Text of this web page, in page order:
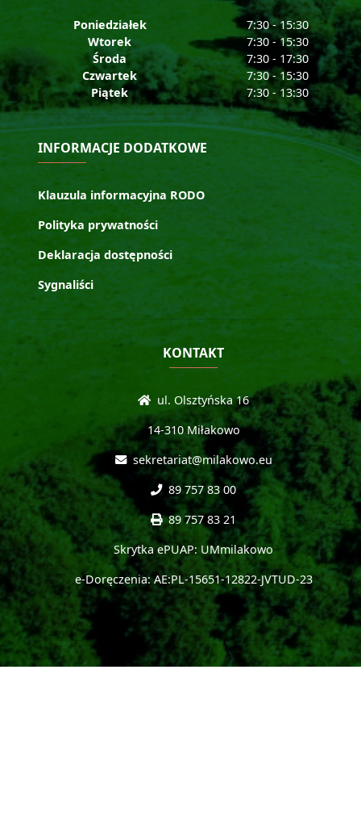
Poniedziałek
7:30 - 15:30
Wtorek
7:30 - 15:30
Środa
7:30 - 17:30
Czwartek
7:30 - 15:30
Piątek
7:30 - 13:30
INFORMACJE DODATKOWE
Klauzula informacyjna RODO
Polityka prywatności
Deklaracja dostępności
Sygnaliści
KONTAKT
ul. Olsztyńska 16
14-310 Miłakowo
sekretariat@milakowo.eu
89 757 83 00
89 757 83 21
Skrytka ePUAP: UMmilakowo
e-Doręczenia: AE:PL-15651-12822-JVTUD-23